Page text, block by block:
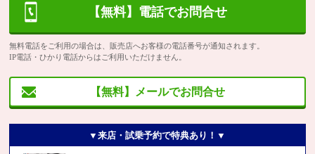
【無料】電話でお問合せ
無料電話をご利用の場合は、販売店へお客様の電話番号が通知されます。
IP電話・ひかり電話からはご利用いただけません。
【無料】メールでお問合せ
▼来店・試乗予約で特典あり！▼